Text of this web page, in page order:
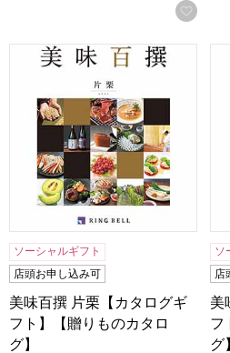
お気
美味百撰 片栗【カタログギフト
ソーシャルギフト
店頭お申し込み可
美味百撰 片栗【カタログギ
フト】【贈りものカタロ
グ】
ソ
店
美
フ
グ